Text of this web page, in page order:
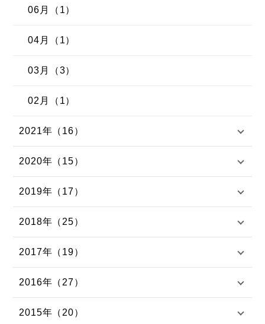
06月（1）
04月（1）
03月（3）
02月（1）
2021年（16）
2020年（15）
2019年（17）
2018年（25）
2017年（19）
2016年（27）
2015年（20）